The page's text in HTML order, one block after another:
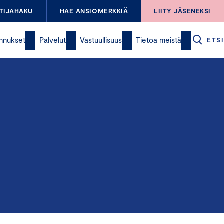
HAE ANSIOMERKKIÄ LIITY JÄSENEKSI
Palvelut Vastuullisuus Tietoa meistä ETSI